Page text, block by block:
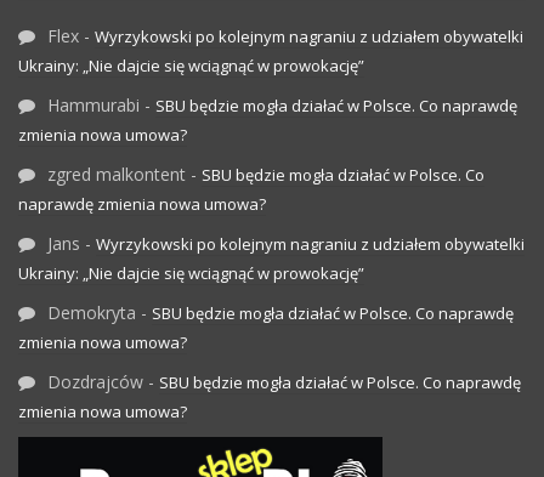
Flex - Wyrzykowski po kolejnym nagraniu z udziałem obywatelki
Ukrainy: „Nie dajcie się wciągnąć w prowokację”
Hammurabi - SBU będzie mogła działać w Polsce. Co naprawdę
zmienia nowa umowa?
zgred malkontent - SBU będzie mogła działać w Polsce. Co
naprawdę zmienia nowa umowa?
Jans - Wyrzykowski po kolejnym nagraniu z udziałem obywatelki
Ukrainy: „Nie dajcie się wciągnąć w prowokację”
Demokryta - SBU będzie mogła działać w Polsce. Co naprawdę
zmienia nowa umowa?
Dozdrajców - SBU będzie mogła działać w Polsce. Co naprawdę
zmienia nowa umowa?